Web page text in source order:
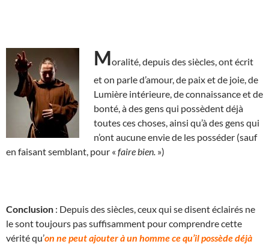
Moralité, depuis des siècles, ont écrit
et on parle d’amour, de paix et de joie, de
Lumière intérieure, de connaissance et de
bonté, à des gens qui possèdent déjà
toutes ces choses, ainsi qu’à des gens qui
n’ont aucune envie de les posséder (sauf
en faisant semblant, pour « faire bien. »)
Conclusion : Depuis des siècles, ceux qui se disent éclairés ne
le sont toujours pas suffisamment pour comprendre cette
vérité qu’on ne peut ajouter à un homme ce qu’il possède déjà